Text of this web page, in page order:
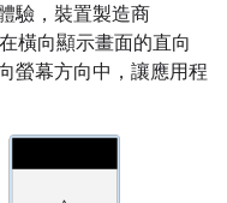
驗，裝置製造商
橫向顯示畫面的直向
螢幕方向中，讓應用程